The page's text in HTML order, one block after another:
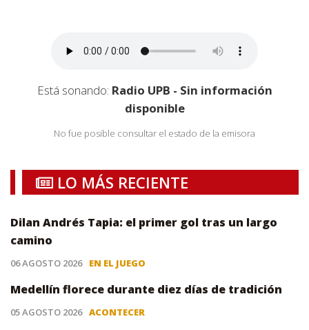
Está sonando: Radio UPB - Sin información
disponible
No fue posible consultar el estado de la emisora
LO MÁS RECIENTE
Dilan Andrés Tapia: el primer gol tras un largo
camino
06 AGOSTO 2026 EN EL JUEGO
Medellín florece durante diez días de tradición
05 AGOSTO 2026 ACONTECER